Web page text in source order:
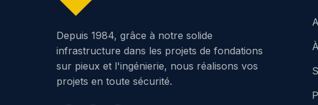
Depuis 1984, grâce à notre solide
infrastructure dans les projets de fondations
sur pieux et l'ingénierie, nous réalisons vos
projets en toute sécurité.